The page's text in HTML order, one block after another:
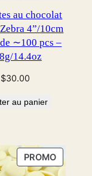
au chocolat
4”/10cm
∼100 pcs –
14.4oz
$30.00
au panier
PROMO
EN